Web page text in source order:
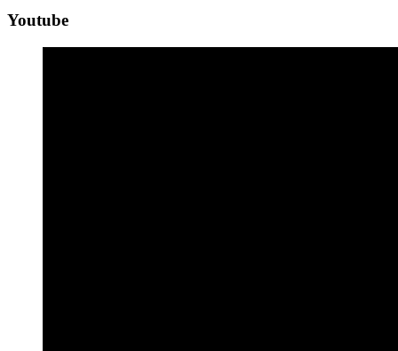
Youtube